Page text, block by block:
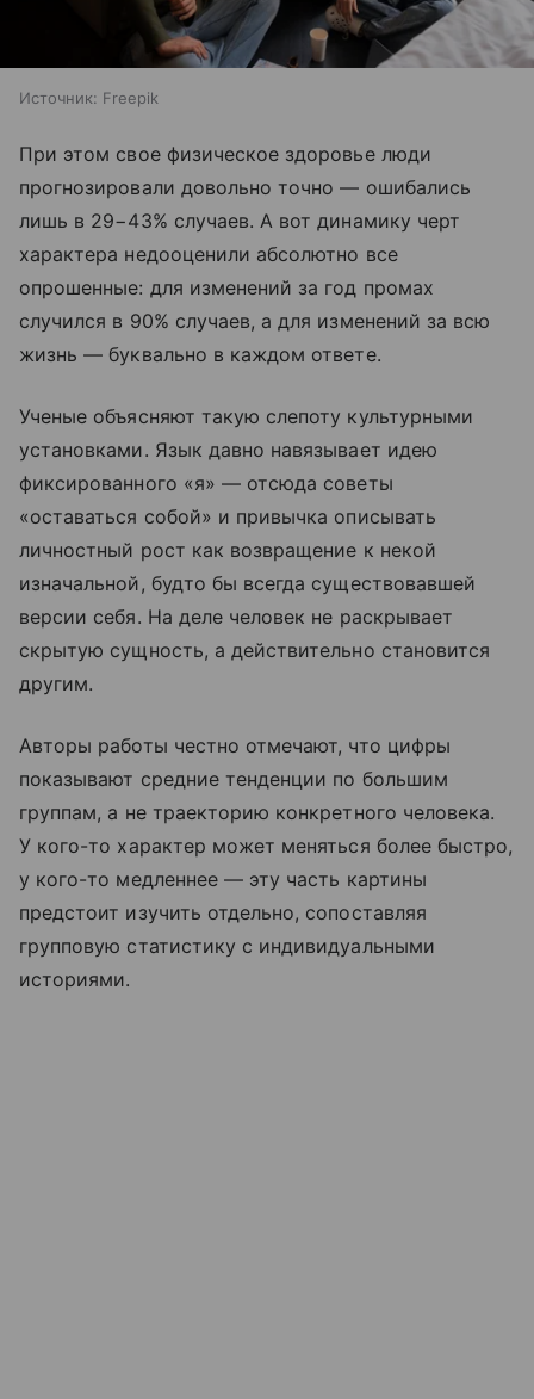
Источник: Freepik
При этом свое физическое здоровье люди
прогнозировали довольно точно — ошибались
лишь в 29−43% случаев. А вот динамику черт
характера недооценили абсолютно все
опрошенные: для изменений за год промах
случился в 90% случаев, а для изменений за всю
жизнь — буквально в каждом ответе.
Ученые объясняют такую слепоту культурными
установками. Язык давно навязывает идею
фиксированного «я» — отсюда советы
«оставаться собой» и привычка описывать
личностный рост как возвращение к некой
изначальной, будто бы всегда существовавшей
версии себя. На деле человек не раскрывает
скрытую сущность, а действительно становится
другим.
Авторы работы честно отмечают, что цифры
показывают средние тенденции по большим
группам, а не траекторию конкретного человека.
У кого-то характер может меняться более быстро,
у кого-то медленнее — эту часть картины
предстоит изучить отдельно, сопоставляя
групповую статистику с индивидуальными
историями.